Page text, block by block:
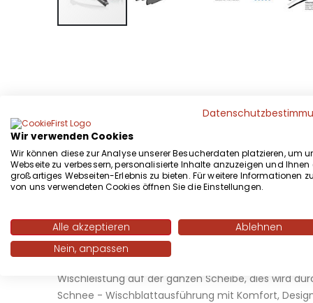
DETAILS
Aerotwin Original A die optimale Lösung mit
genannt, garantiert auch bei hohen
08.2014 | Skoda Fabia Kombi NJ5 ab
Wischleistung auf der ganzen Scheibe, dies wird
Schnee - Wischblattausführung mit Komfort,
WEITERE INFORMATIONEN
Wir verwenden Cookies
Wir können diese zur Analyse unserer Besucherdaten platzieren, um
Webseite zu verbessern, personalisierte Inhalte anzuzeigen und Ihnen
großartiges Webseiten-Erlebnis zu bieten. Für weitere Informationen
von uns verwendeten Cookies öffnen Sie die Einstellungen.
Alle akzeptieren
Ablehnen
Nein, anpassen